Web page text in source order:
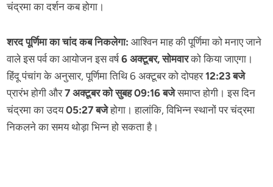
चंद्रमा का दर्शन कब होगा।
शरद पूर्णिमा का चांद कब निकलेगा: आश्विन माह की पूर्णिमा को मनाए जाने
वाले इस पर्व का आयोजन इस वर्ष6 अक्टूबर, सोमवारको किया जाएगा।
हिंदू पंचांग के अनुसार, पूर्णिमा तिथि 6 अक्टूबर को दोपहर12:23 बजे
प्रारंभ होगी और7 अक्टूबर को सुबह 09:16 बजेसमाप्त होगी। इस दिन
चंद्रमा का उदय05:27 बजेहोगा। हालांकि, विभिन्न स्थानों पर चंद्रमा
निकलने का समय थोड़ा भिन्न हो सकता है।